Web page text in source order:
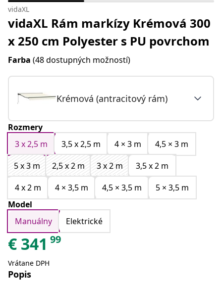
vidaXL
vidaXL Rám markízy Krémová 300
x 250 cm Polyester s PU povrchom
Farba (48 dostupných možností)
Krémová (antracitový rám)
Rozmery
3 x 2,5 m
3,5 x 2,5 m 4 × 3 m
4,5 × 3 m
5 x 3 m
2,5 x 2 m 3 x 2 m
3,5 x 2 m
4 x 2 m
4 × 3,5 m 4,5 × 3,5 m
5 × 3,5 m
Model
Manuálny
Elektrické
€ 341 99
Vrátane DPH
Popis